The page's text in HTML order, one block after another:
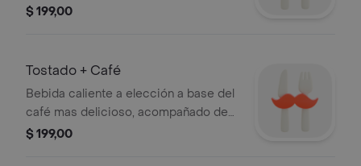
un Croissant relleno de lomito y
$ 199,00
Tostado + Café
Bebida caliente a elección a base del
café mas delicioso, acompañado de
un Tostado de lomito y queso.
$ 199,00